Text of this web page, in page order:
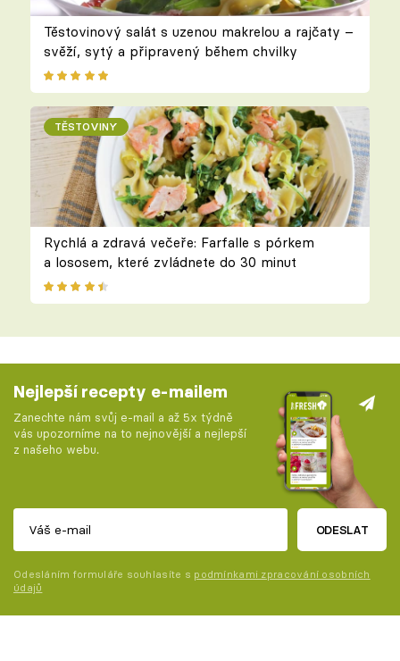
Těstovinový salát s uzenou makrelou a rajčaty –
svěží, sytý a připravený během chvilky
TĚSTOVINY
Rychlá a zdravá večeře: Farfalle s pórkem
a lososem, které zvládnete do 30 minut
Nejlepší recepty e-mailem
Zanechte nám svůj e-mail a až 5x týdně
vás upozorníme na to nejnovější a nejlepší
z našeho webu.
ODESLAT
Odesláním formuláře souhlasíte s podmínkami zpracování osobních
údajů